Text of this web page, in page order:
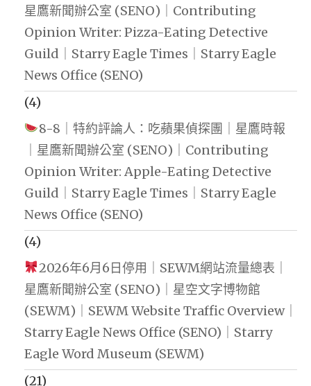
星鷹新聞辦公室 (SENO)｜Contributing
Opinion Writer: Pizza-Eating Detective
Guild｜Starry Eagle Times｜Starry Eagle
News Office (SENO)
(4)
8-8｜特約評論人：吃蘋果偵探團｜星鷹時報
｜星鷹新聞辦公室 (SENO)｜Contributing
Opinion Writer: Apple-Eating Detective
Guild｜Starry Eagle Times｜Starry Eagle
News Office (SENO)
(4)
2026年6月6日停用｜SEWM網站流量總表｜
星鷹新聞辦公室 (SENO)｜星空文字博物館
(SEWM)｜SEWM Website Traffic Overview｜
Starry Eagle News Office (SENO)｜Starry
Eagle Word Museum (SEWM)
(21)